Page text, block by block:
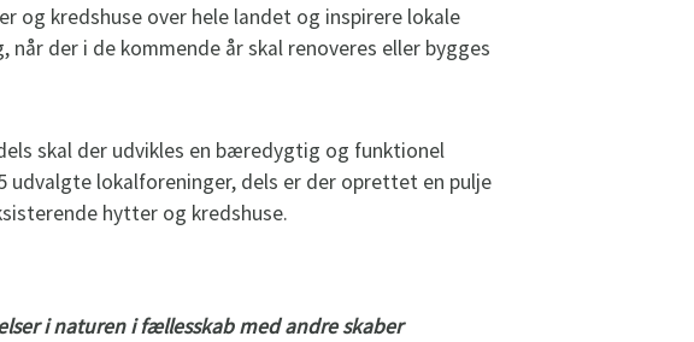
og kredshuse over hele landet og inspirere lokale
der i de kommende år skal renoveres eller bygges
skal der udvikles en bæredygtig og funktionel
lokalforeninger, dels er der oprettet en pulje
hytter og kredshuse.
i naturen i fællesskab med andre skaber